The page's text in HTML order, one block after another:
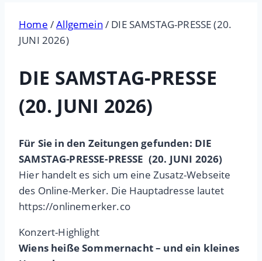
Home /Allgemein / DIE SAMSTAG-PRESSE (20.
JUNI 2026)
DIE SAMSTAG-PRESSE
(20. JUNI 2026)
Für Sie in den Zeitungen gefunden: DIE
SAMSTAG-PRESSE-PRESSE (20. JUNI 2026)
Hier handelt es sich um eine Zusatz-Webseite
des Online-Merker. Die Hauptadresse lautet
https://onlinemerker.co
Konzert-Highlight
Wiens heiße Sommernacht – und ein kleines